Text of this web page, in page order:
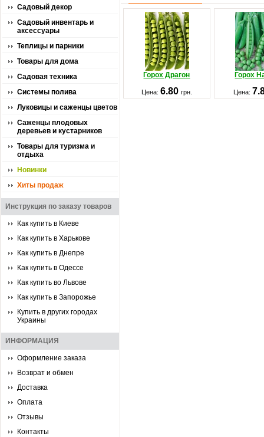
Садовый декор
Садовый инвентарь и
аксессуары
Теплицы и парники
Товары для дома
Садовая техника
Системы полива
Луковицы и саженцы цветов
Саженцы плодовых
деревьев и кустарников
Товары для туризма и
отдыха
Новинки
Хиты продаж
Инструкция по заказу товаров
Как купить в Киеве
Как купить в Харькове
Как купить в Днепре
Как купить в Одессе
Как купить во Львове
Как купить в Запорожье
Купить в других городах
Украины
ИНФОРМАЦИЯ
Оформление заказа
Возврат и обмен
Доставка
Оплата
Отзывы
Контакты
Горох Драгон Горох
Цена: 6.80 грн. Цена: